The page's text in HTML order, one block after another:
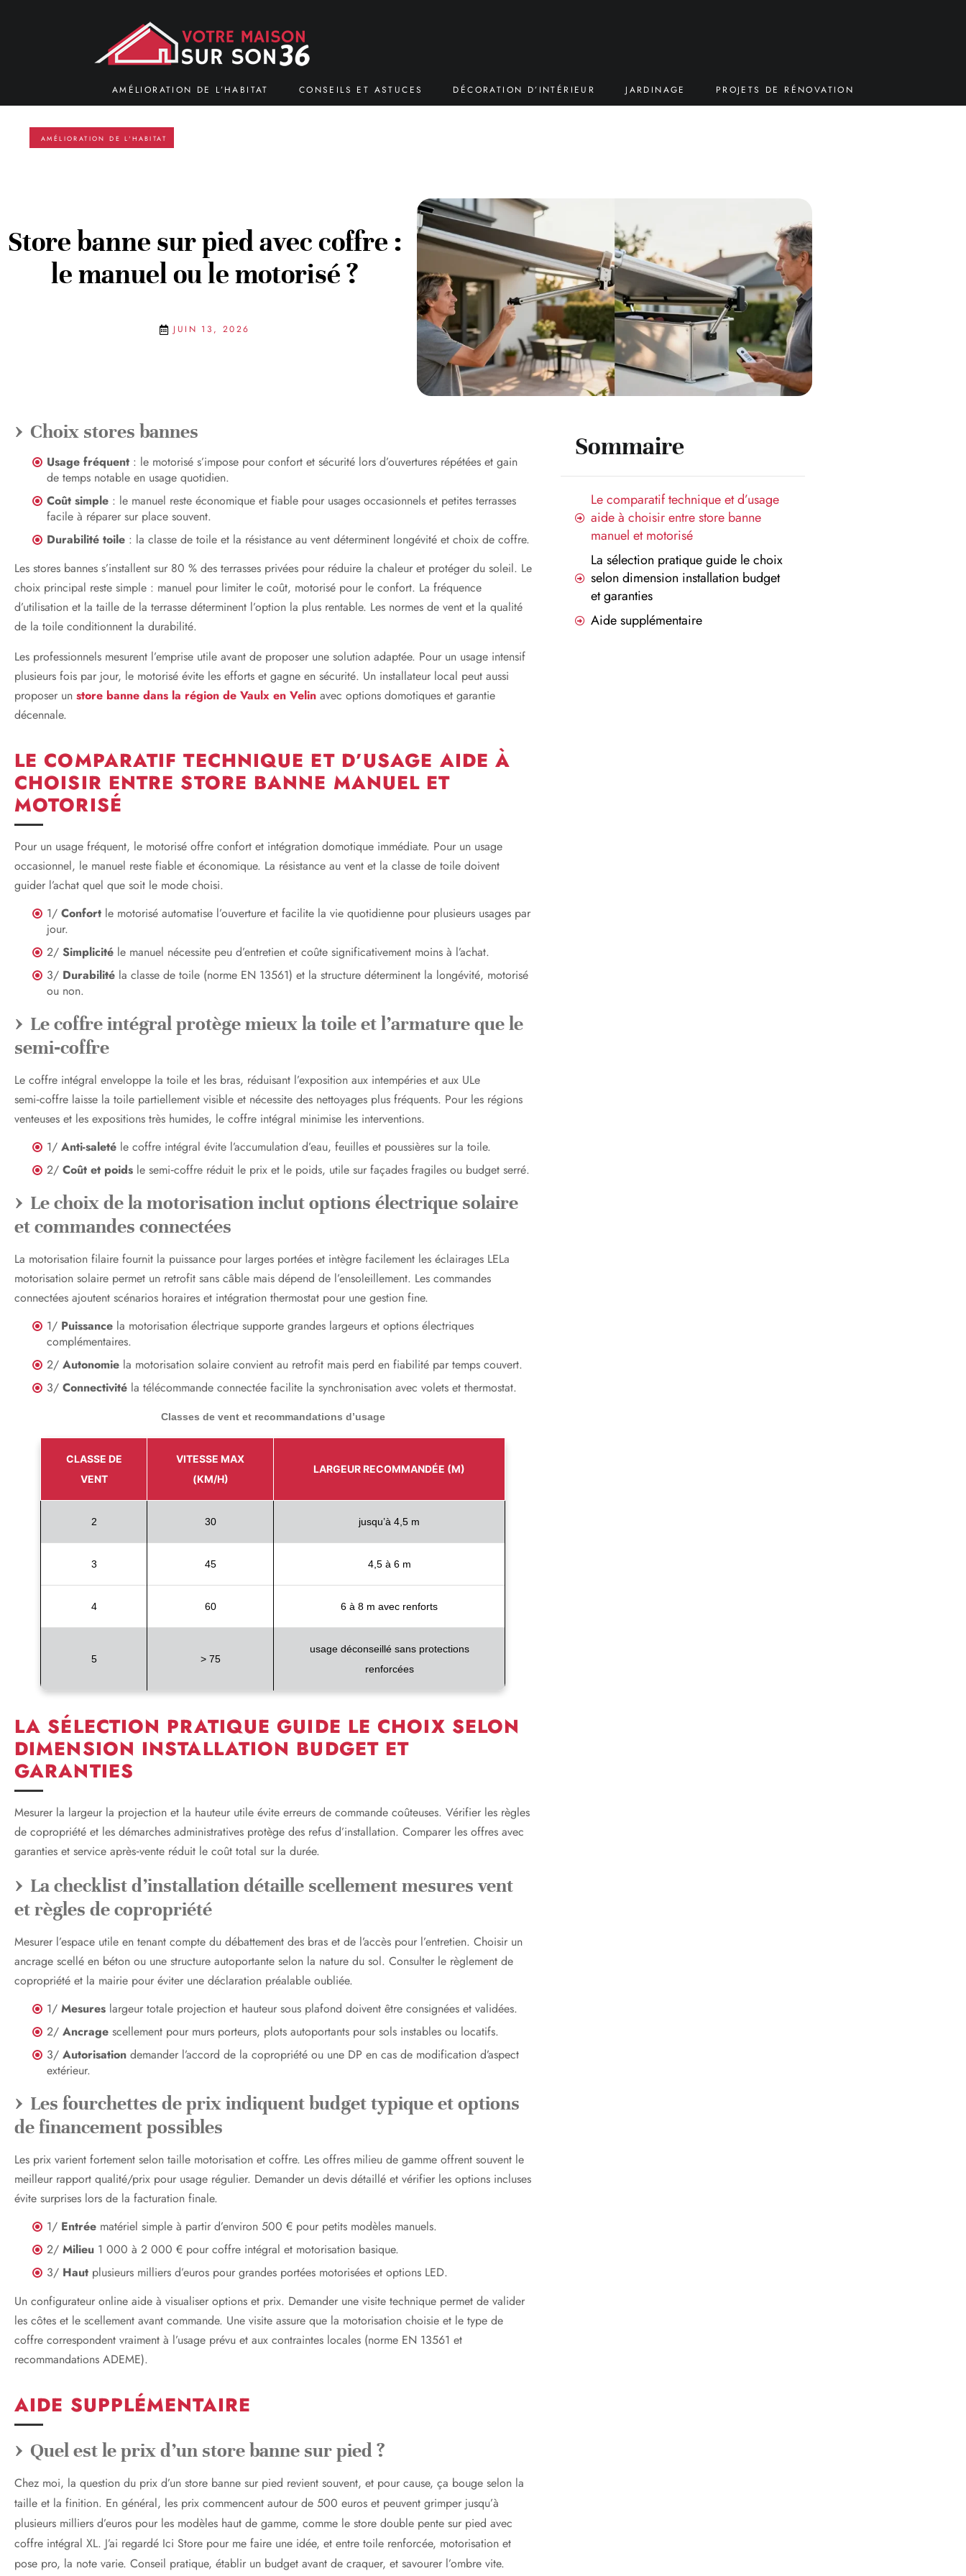
AMÉLIORATION DE L’HABITAT CONSEILS ET ASTUCES DÉCORATION D’INTÉRIEUR JARDINAGE PROJETS DE RÉNOVATION
AMÉLIORATION DE L'HABITAT
Store banne sur pied avec coffre :
le manuel ou le motorisé ?
JUIN 13, 2026
Choix stores bannes
Usage fréquent : le motorisé s’impose pour confort et sécurité lors d’ouvertures répétées et gain
de temps notable en usage quotidien.
Coût simple : le manuel reste économique et fiable pour usages occasionnels et petites terrasses
facile à réparer sur place souvent.
Durabilité toile : la classe de toile et la résistance au vent déterminent longévité et choix de coffre.
Les stores bannes s’installent sur 80 % des terrasses privées pour réduire la chaleur et protéger du soleil. Le
choix principal reste simple : manuel pour limiter le coût, motorisé pour le confort. La fréquence
d’utilisation et la taille de la terrasse déterminent l’option la plus rentable. Les normes de vent et la qualité
de la toile conditionnent la durabilité.
Les professionnels mesurent l’emprise utile avant de proposer une solution adaptée. Pour un usage intensif
plusieurs fois par jour, le motorisé évite les efforts et gagne en sécurité. Un installateur local peut aussi
proposer un store banne dans la région de Vaulx en Velin avec options domotiques et garantie
décennale.
LE COMPARATIF TECHNIQUE ET D’USAGE AIDE À
CHOISIR ENTRE STORE BANNE MANUEL ET
MOTORISÉ
Pour un usage fréquent, le motorisé offre confort et intégration domotique immédiate. Pour un usage
occasionnel, le manuel reste fiable et économique. La résistance au vent et la classe de toile doivent
guider l’achat quel que soit le mode choisi.
1/ Confort le motorisé automatise l’ouverture et facilite la vie quotidienne pour plusieurs usages par
jour.
2/ Simplicité le manuel nécessite peu d’entretien et coûte significativement moins à l’achat.
3/ Durabilité la classe de toile (norme EN 13561) et la structure déterminent la longévité, motorisé
ou non.
Le coffre intégral protège mieux la toile et l’armature que le
semi‑coffre
Le coffre intégral enveloppe la toile et les bras, réduisant l’exposition aux intempéries et aux ULe
semi‑coffre laisse la toile partiellement visible et nécessite des nettoyages plus fréquents. Pour les régions
venteuses et les expositions très humides, le coffre intégral minimise les interventions.
1/ Anti-saleté le coffre intégral évite l’accumulation d’eau, feuilles et poussières sur la toile.
2/ Coût et poids le semi‑coffre réduit le prix et le poids, utile sur façades fragiles ou budget serré.
Le choix de la motorisation inclut options électrique solaire
et commandes connectées
La motorisation filaire fournit la puissance pour larges portées et intègre facilement les éclairages LELa
motorisation solaire permet un retrofit sans câble mais dépend de l’ensoleillement. Les commandes
connectées ajoutent scénarios horaires et intégration thermostat pour une gestion fine.
1/ Puissance la motorisation électrique supporte grandes largeurs et options électriques
complémentaires.
2/ Autonomie la motorisation solaire convient au retrofit mais perd en fiabilité par temps couvert.
3/ Connectivité la télécommande connectée facilite la synchronisation avec volets et thermostat.
Classes de vent et recommandations d’usage
CLASSE DE
VENT
VITESSE MAX
(KM/H)
LARGEUR RECOMMANDÉE (M)
2 30 jusqu’à 4,5 m
3 45 4,5 à 6 m
4 60 6 à 8 m avec renforts
5 > 75
usage déconseillé sans protections
renforcées
LA SÉLECTION PRATIQUE GUIDE LE CHOIX SELON
DIMENSION INSTALLATION BUDGET ET
GARANTIES
Mesurer la largeur la projection et la hauteur utile évite erreurs de commande coûteuses. Vérifier les règles
de copropriété et les démarches administratives protège des refus d’installation. Comparer les offres avec
garanties et service après‑vente réduit le coût total sur la durée.
La checklist d’installation détaille scellement mesures vent
et règles de copropriété
Mesurer l’espace utile en tenant compte du débattement des bras et de l’accès pour l’entretien. Choisir un
ancrage scellé en béton ou une structure autoportante selon la nature du sol. Consulter le règlement de
copropriété et la mairie pour éviter une déclaration préalable oubliée.
1/ Mesures largeur totale projection et hauteur sous plafond doivent être consignées et validées.
2/ Ancrage scellement pour murs porteurs, plots autoportants pour sols instables ou locatifs.
3/ Autorisation demander l’accord de la copropriété ou une DP en cas de modification d’aspect
extérieur.
Les fourchettes de prix indiquent budget typique et options
de financement possibles
Les prix varient fortement selon taille motorisation et coffre. Les offres milieu de gamme offrent souvent le
meilleur rapport qualité/prix pour usage régulier. Demander un devis détaillé et vérifier les options incluses
évite surprises lors de la facturation finale.
1/ Entrée matériel simple à partir d’environ 500 € pour petits modèles manuels.
2/ Milieu 1 000 à 2 000 € pour coffre intégral et motorisation basique.
3/ Haut plusieurs milliers d’euros pour grandes portées motorisées et options LED.
Un configurateur online aide à visualiser options et prix. Demander une visite technique permet de valider
les côtes et le scellement avant commande. Une visite assure que la motorisation choisie et le type de
coffre correspondent vraiment à l’usage prévu et aux contraintes locales (norme EN 13561 et
recommandations ADEME).
AIDE SUPPLÉMENTAIRE
Quel est le prix d’un store banne sur pied ?
Chez moi, la question du prix d’un store banne sur pied revient souvent, et pour cause, ça bouge selon la
taille et la finition. En général, les prix commencent autour de 500 euros et peuvent grimper jusqu’à
plusieurs milliers d’euros pour les modèles haut de gamme, comme le store double pente sur pied avec
coffre intégral XL. J’ai regardé Ici Store pour me faire une idée, et entre toile renforcée, motorisation et
pose pro, la note varie. Conseil pratique, établir un budget avant de craquer, et savourer l’ombre vite.
Sommaire
Le comparatif technique et d’usage
aide à choisir entre store banne
manuel et motorisé
La sélection pratique guide le choix
selon dimension installation budget
et garanties
Aide supplémentaire